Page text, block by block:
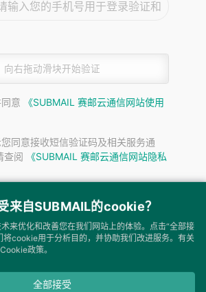
来自SUBMAIL的cookie？
来优化和改善您在我们网站上的体验。点击“全部接
政策。
全部接受
向右拖动滑块开始验证
意
《SUBMAIL 赛邮云通信网站使用
同意接收短信验证码及相关服务通
查阅
《SUBMAIL 赛邮云通信网站隐私
下一步
安全|开发者公约|使用协议